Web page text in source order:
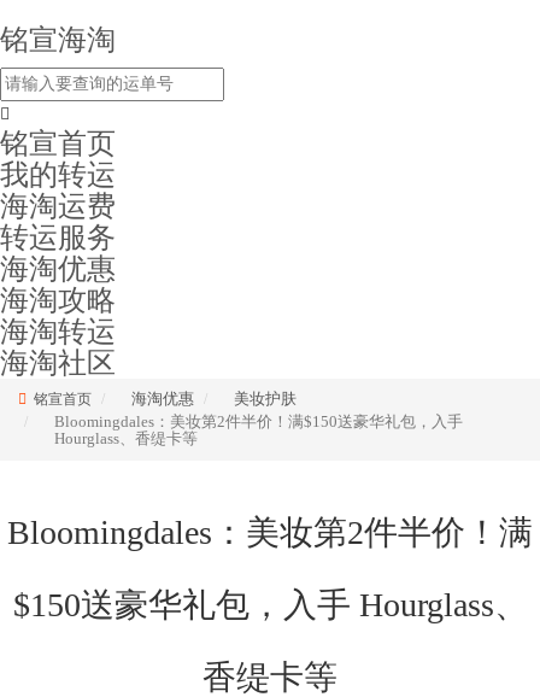
铭宣海淘
铭宣首页
我的转运
海淘运费
转运服务
海淘优惠
海淘攻略
海淘转运
海淘社区
铭宣首页 海淘优惠
美妆护肤
Bloomingdales：美妆第2件半价！满$150送豪华礼包，入手
Hourglass、香缇卡等
Bloomingdales：美妆第2件半价！满
$150送豪华礼包，入手 Hourglass、
香缇卡等